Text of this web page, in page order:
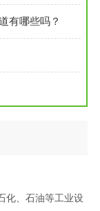
有哪些吗？
化、石油等工业设